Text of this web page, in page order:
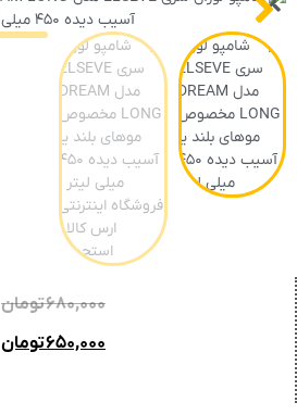
۶۸۰,۰۰۰تومان
۶۵۰,۰۰۰تومان